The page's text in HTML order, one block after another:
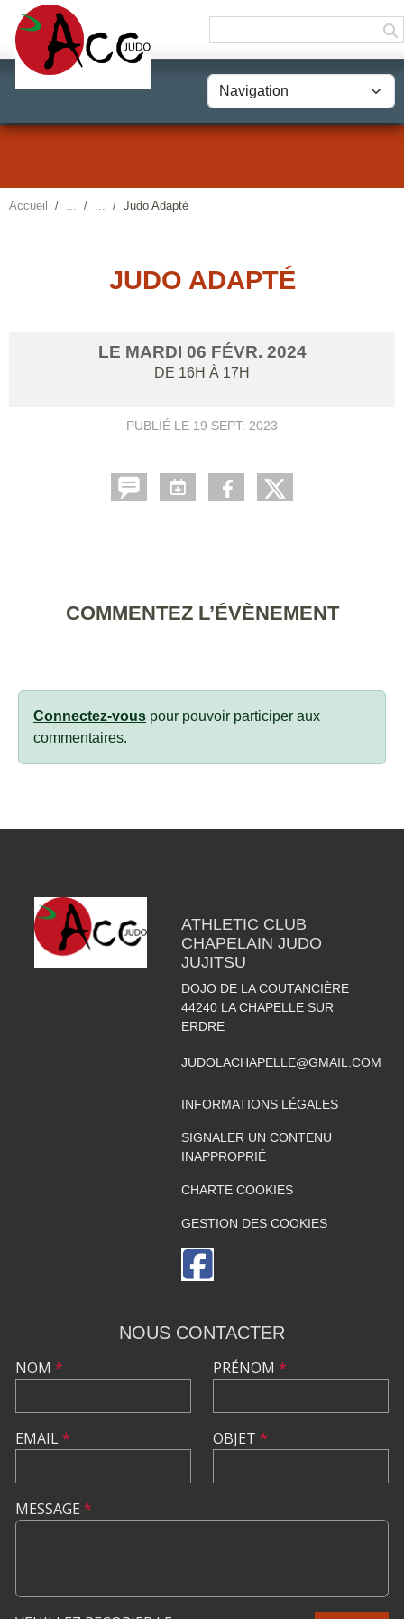
Accueil Judo Adapté
JUDO ADAPTÉ
LE MARDI 06 FÉVR. 2024
DE 16H À 17H
PUBLIÉ LE 19 SEPT. 2023
COMMENTEZ L’ÉVÈNEMENT
Connectez-vous pour pouvoir participer aux
commentaires.
ATHLETIC CLUB
CHAPELAIN JUDO
JUJITSU
DOJO DE LA COUTANCIÈRE
44240 LA CHAPELLE SUR
ERDRE
JUDOLACHAPELLE@GMAIL.COM
INFORMATIONS LÉGALES
SIGNALER UN CONTENU
INAPPROPRIÉ
CHARTE COOKIES
GESTION DES COOKIES
NOUS CONTACTER
NOM *
EMAIL*
PRÉNOM *
OBJET *
MESSAGE *
Panneau de gestion des cookies